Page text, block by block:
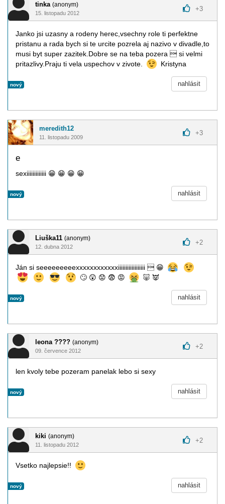
tinka (anonym)
15. listopadu 2012
+3
Janko jsi uzasny a rodeny herec,vsechny role ti perfektne
pristanu a rada bych si te urcite pozrela aj nazivo v divadle,to
musi byt super zazitek.Dobre se na teba pozera  si velmi
pritazlivy.Praju ti vela uspechov v zivote.
Kristyna
nový nahlásit
meredith12
11. listopadu 2009
+3
e
sexiiiiiiiiiiiii 😁 😁 😁 😁
nový nahlásit
Liuška11 (anonym)
12. dubna 2012
+2
Ján si seeeeeeeeexxxxxxxxxxxxiiiiiiiiiiiiiiiiii  😁
🙄 😲 😟 😨 😡 🐷 👿
nový nahlásit
leona ???? (anonym)
09. července 2012
+2
len kvoly tebe pozeram panelak lebo si sexy
nový nahlásit
kiki (anonym)
11. listopadu 2012
+2
Vsetko najlepsie!!
nový nahlásit